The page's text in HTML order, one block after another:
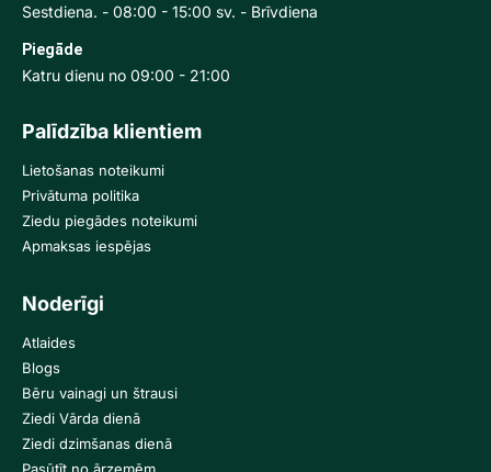
Sestdiena. - 08:00 - 15:00 sv. - Brīvdiena
Piegāde
Katru dienu no 09:00 - 21:00
Palīdzība klientiem
Lietošanas noteikumi
Privātuma politika
Ziedu piegādes noteikumi
Apmaksas iespējas
Noderīgi
Atlaides
Blogs
Bēru vainagi un štrausi
Ziedi Vārda dienā
Ziedi dzimšanas dienā